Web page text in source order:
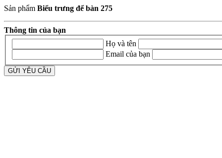
Sản phẩm Biểu trưng để bàn 275
Thông tin của bạn
Họ và tên
Email của bạn
GỬI YÊU CẦU